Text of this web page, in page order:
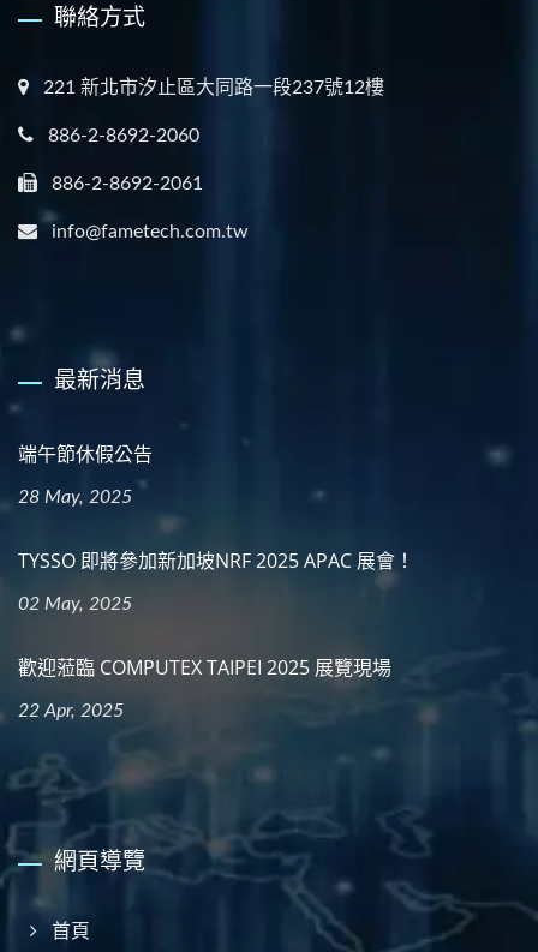
聯絡方式
221 新北市汐止區大同路一段237號12樓
886-2-8692-2060
886-2-8692-2061
info@fametech.com.tw
最新消息
端午節休假公告
28 May, 2025
TYSSO 即將參加新加坡NRF 2025 APAC 展會！
02 May, 2025
歡迎蒞臨 COMPUTEX TAIPEI 2025 展覽現場
22 Apr, 2025
網頁導覽
首頁